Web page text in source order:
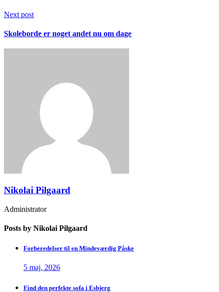
Next post
Skoleborde er noget andet nu om dage
Nikolai Pilgaard
Administrator
Posts by Nikolai Pilgaard
Forberedelser til en Mindeværdig Påske
5 maj, 2026
Find den perfekte sofa i Esbjerg